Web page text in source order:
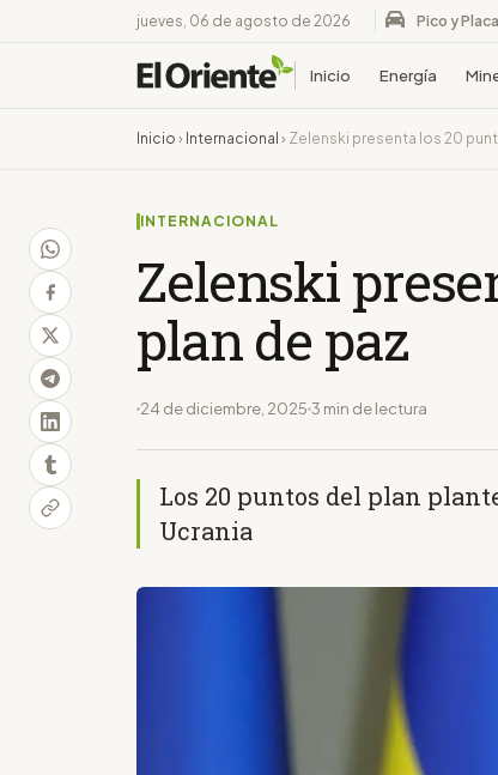
jueves, 06 de agosto de 2026 Pico y
Inicio Energía
Inicio › Internacional › Zelenski presenta los 20
INTERNACIONAL
Zelenski
plan de paz
24 de diciembre, 2025 3 min de lectura
Los 20 puntos del plan
Ucrania